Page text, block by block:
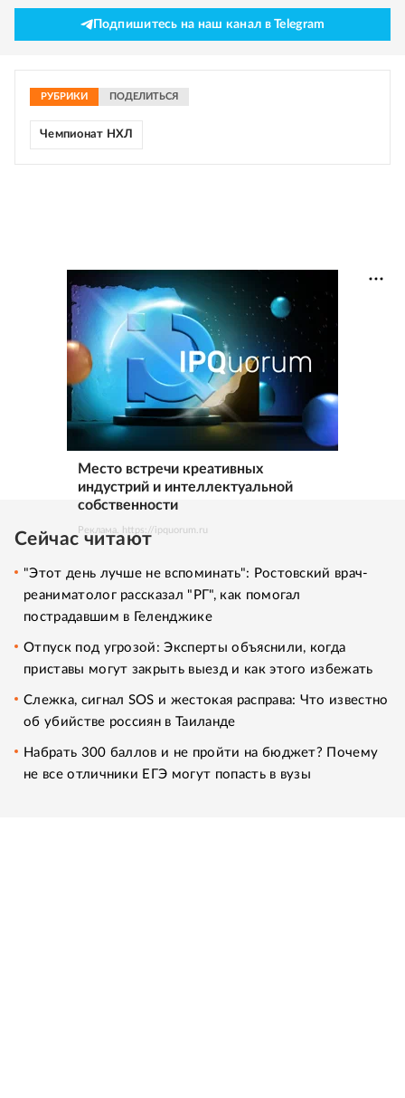
Подпишитесь на наш канал в Telegram
РУБРИКИ ПОДЕЛИТЬСЯ
Чемпионат НХЛ
Место встречи креативных
индустрий и интеллектуальной
собственности
Реклама. https://ipquorum.ru
Сейчас читают
"Этот день лучше не вспоминать": Ростовский врач-
реаниматолог рассказал "РГ", как помогал
пострадавшим в Геленджике
Отпуск под угрозой: Эксперты объяснили, когда
приставы могут закрыть выезд и как этого избежать
Слежка, сигнал SOS и жестокая расправа: Что известно
об убийстве россиян в Таиланде
Набрать 300 баллов и не пройти на бюджет? Почему
не все отличники ЕГЭ могут попасть в вузы